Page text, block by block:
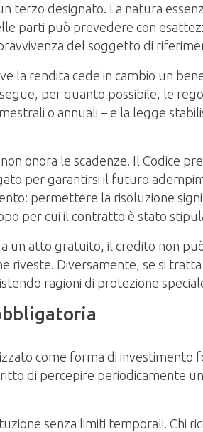
terzo designato. La natura
parti può prevedere con
del soggetto di
la rendita cede in cambio un
per quanto possibile, le
o annuali – e la legge
onora le scadenze. Il Codice
per garantirsi il futuro
permettere la risoluzione
per cui il contratto è stato
un atto gratuito, il credito non
riveste. Diversamente, se si
ragioni di protezione
come forma di investimento
di percepire periodicamente
senza limiti temporali. Chi